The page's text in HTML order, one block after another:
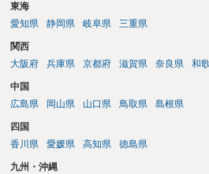
東海
愛知県
静岡県 岐阜県 三重県
関西
大阪府
兵庫県 京都府 滋賀県 奈良県 和
中国
広島県
岡山県 山口県 鳥取県 島根県
四国
香川県
愛媛県 高知県 徳島県
九州・沖縄